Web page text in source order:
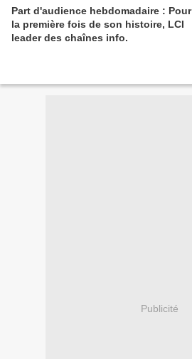
Part d'audience hebdomadaire : Pour
la première fois de son histoire, LCI
leader des chaînes info.
Publicité